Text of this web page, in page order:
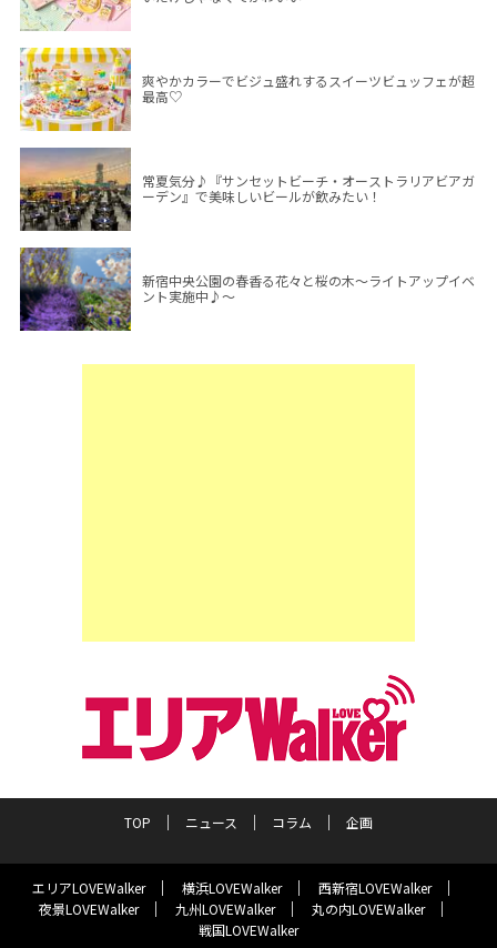
爽やかカラーでビジュ盛れするスイーツビュッフェが超
最高♡
常夏気分♪『サンセットビーチ・オーストラリアビアガ
ーデン』で美味しいビールが飲みたい！
新宿中央公園の春香る花々と桜の木～ライトアップイベ
ント実施中♪～
TOP ニュース コラム 企画
エリアLOVEWalker 横浜LOVEWalker
西新宿LOVEWalker
夜景LOVEWalker
九州LOVEWalker
丸の内LOVEWalker
戦国LOVEWalker